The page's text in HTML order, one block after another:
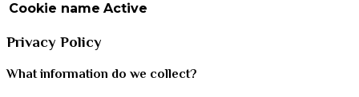
Cookie name Active
Privacy Policy
What information do we collect?